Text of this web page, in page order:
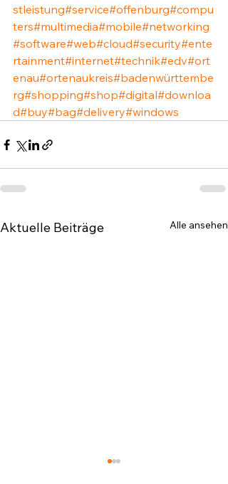
stleistung#service#offenburg#compu
ters#multimedia#mobile#networking
#software#web#cloud#security#ente
rtainment#internet#technik#edv#ort
enau#ortenaukreis#badenwürttembe
rg#shopping#shop#digital#downloa
d#buy#bag#delivery#windows
Aktuelle Beiträge Alle ansehen